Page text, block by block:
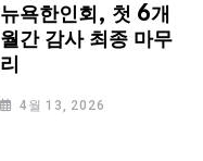
뉴욕한인회, 첫 6개
월간 감사 최종 마무
리
4월 13, 2026